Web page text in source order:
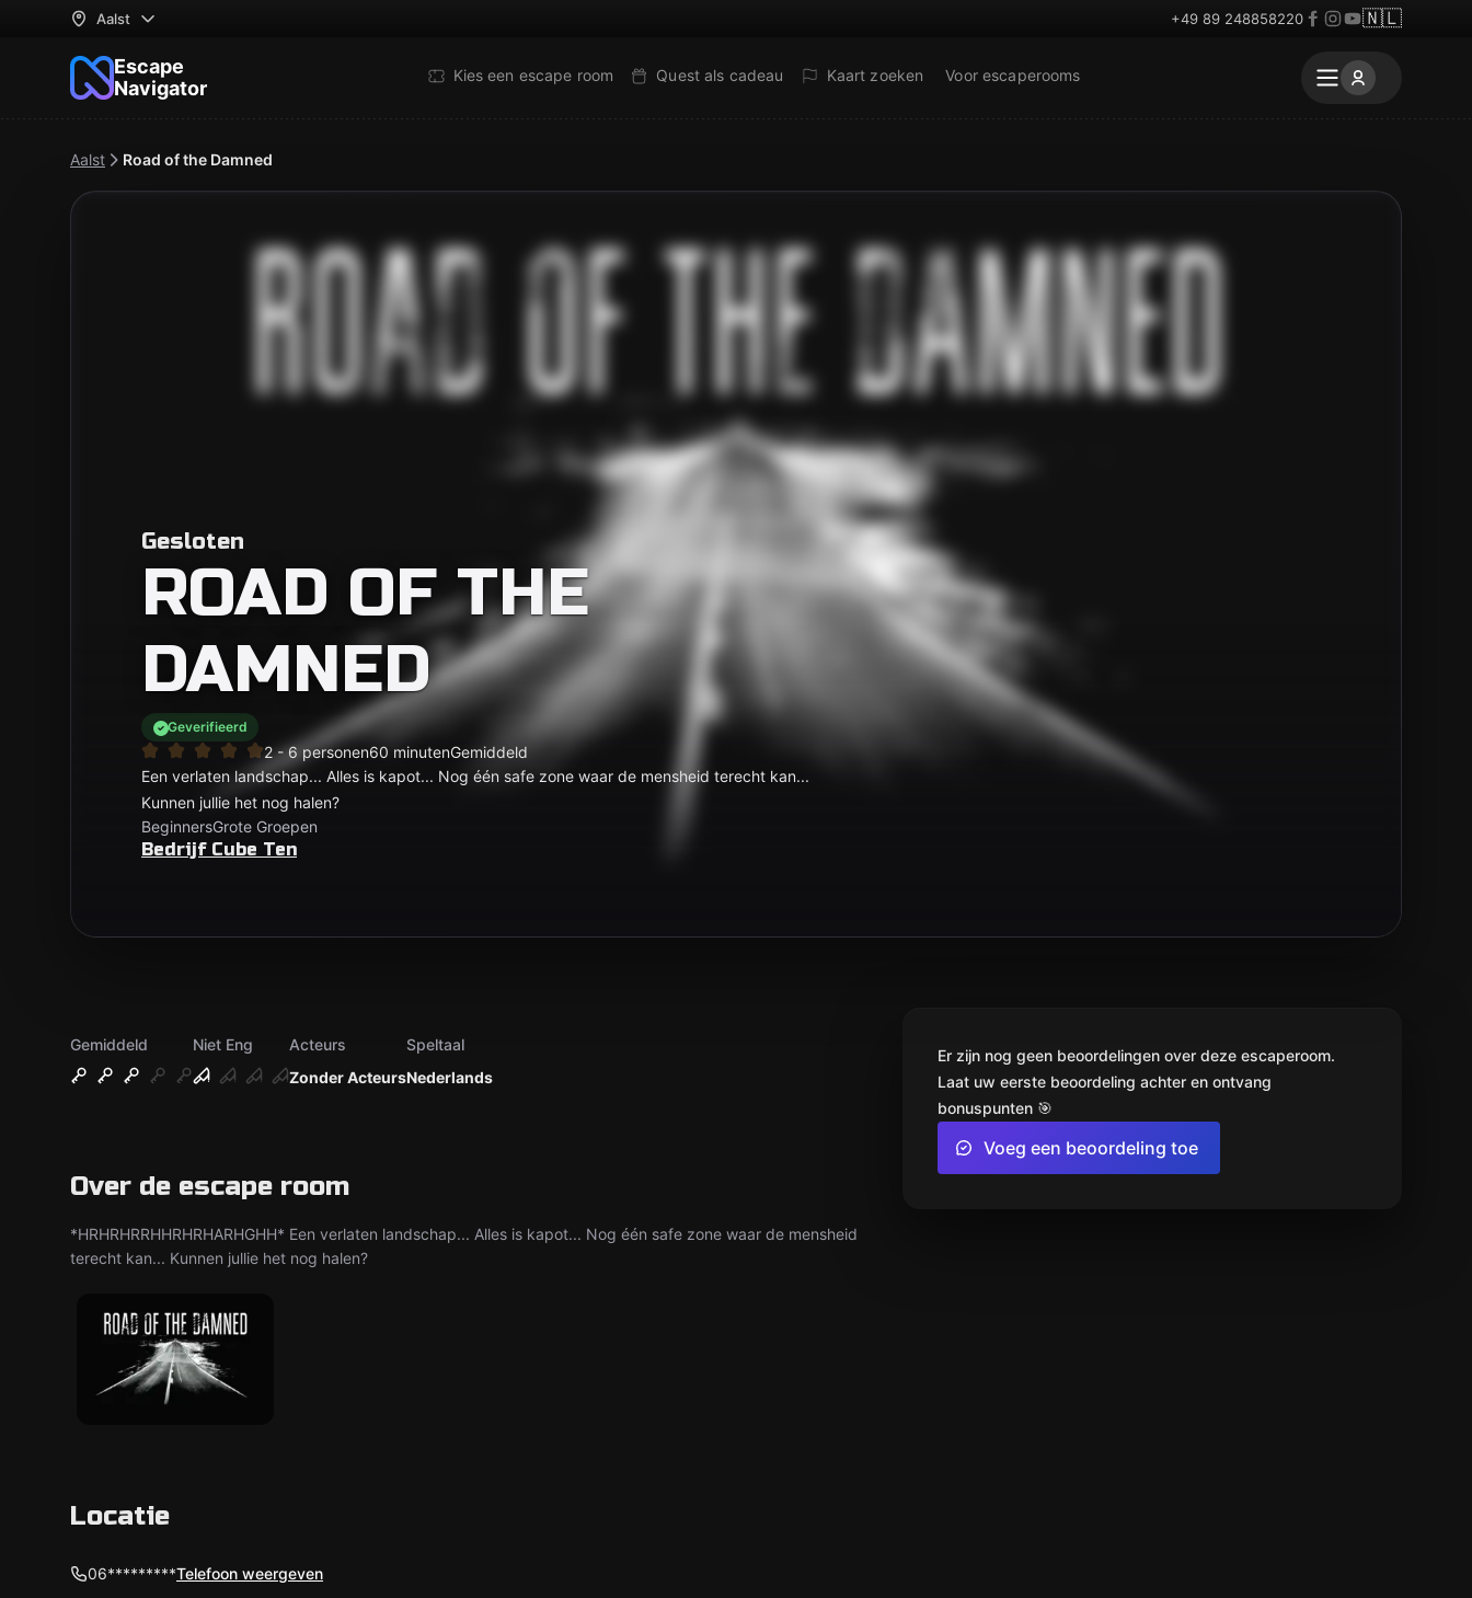
Aalst +49 89 248858220 🇳🇱
Escape
Navigator
Kies een escape room Quest als cadeau Kaart zoeken Voor escaperooms
Aalst Road of the Damned
Gesloten
ROAD OF THE
DAMNED
Geverifieerd
2 - 6 personen60 minutenGemiddeld
Een verlaten landschap... Alles is kapot... Nog één safe zone waar de mensheid terecht kan...
Kunnen jullie het nog halen?
BeginnersGrote Groepen
Bedrijf Cube Ten
Gemiddeld
Niet Eng
Zonder Acteurs
Acteurs
Nederlands
Speltaal
Over de escape room
*HRHRHRRHHRHRHARHGHH* Een verlaten landschap... Alles is kapot... Nog één safe zone waar de mensheid
terecht kan... Kunnen jullie het nog halen?
Er zijn nog geen beoordelingen over deze escaperoom.
Laat uw eerste beoordeling achter en ontvang
bonuspunten 🎯
Voeg een beoordeling toe
Locatie
06*********Telefoon weergeven